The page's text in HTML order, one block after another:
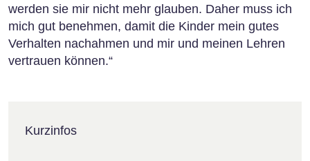
werden sie mir nicht mehr glauben. Daher muss ich
mich gut benehmen, damit die Kinder mein gutes
Verhalten nachahmen und mir und meinen Lehren
vertrauen können.“
Kurzinfos